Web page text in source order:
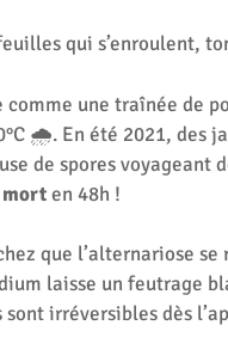
qui s’enroulent,
une traînée de
🌧️. En été 2021, des
de spores
morten 48h !
que l’alternariose
laisse un feutrage
sont irréversibles dès